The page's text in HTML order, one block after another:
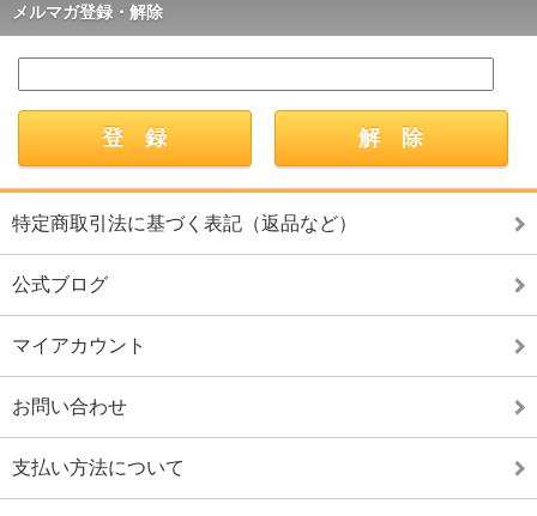
メルマガ登録・解除
特定商取引法に基づく表記（返品など）
公式ブログ
マイアカウント
お問い合わせ
支払い方法について